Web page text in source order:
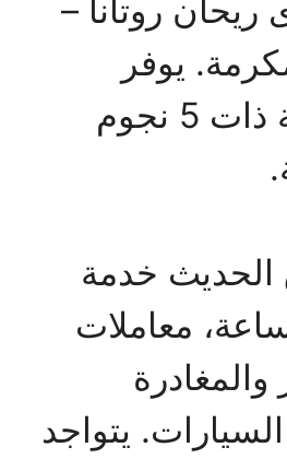
ريحان روتانا –
يوفر
الفندق إقامة ذات 5 نجوم
الحديث خدمة
24-ساعة، معاملات
يتواجد